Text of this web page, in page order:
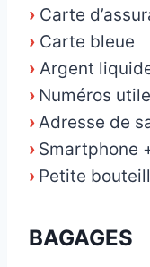
› Carte
› Carte bleue
› Argent
› Numéros
›Adresse de
› Smartphone
› Petite
BAGAGES